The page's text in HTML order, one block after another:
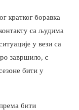
кратког боравка
са људима
у вези са
завршило, с
бити у
бити